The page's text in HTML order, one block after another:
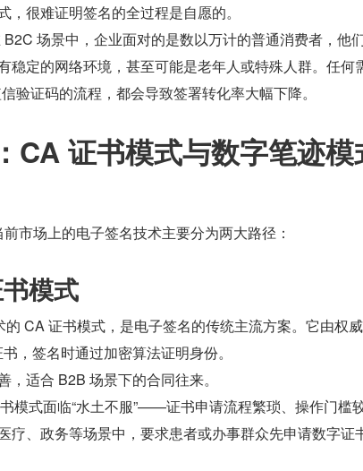
很难证明签名的全过程是自愿的。
场景中，企业面对的是数以万计的普通消费者，他
稳定的网络环境，甚至可能是老年人或特殊人群。任何
验证码的流程，都会导致签署转化率大幅下降。
CA 证书模式与数字笔迹模
市场上的电子签名技术主要分为两大路径：
模式
CA 证书模式，是电子签名的传统主流方案。它由权
，签名时通过加密算法证明身份。
适合 B2B 场景下的合同往来。
模式面临“水土不服”——证书申请流程繁琐、操作门槛较
疗、政务等场景中，要求患者或办事群众先申请数字证